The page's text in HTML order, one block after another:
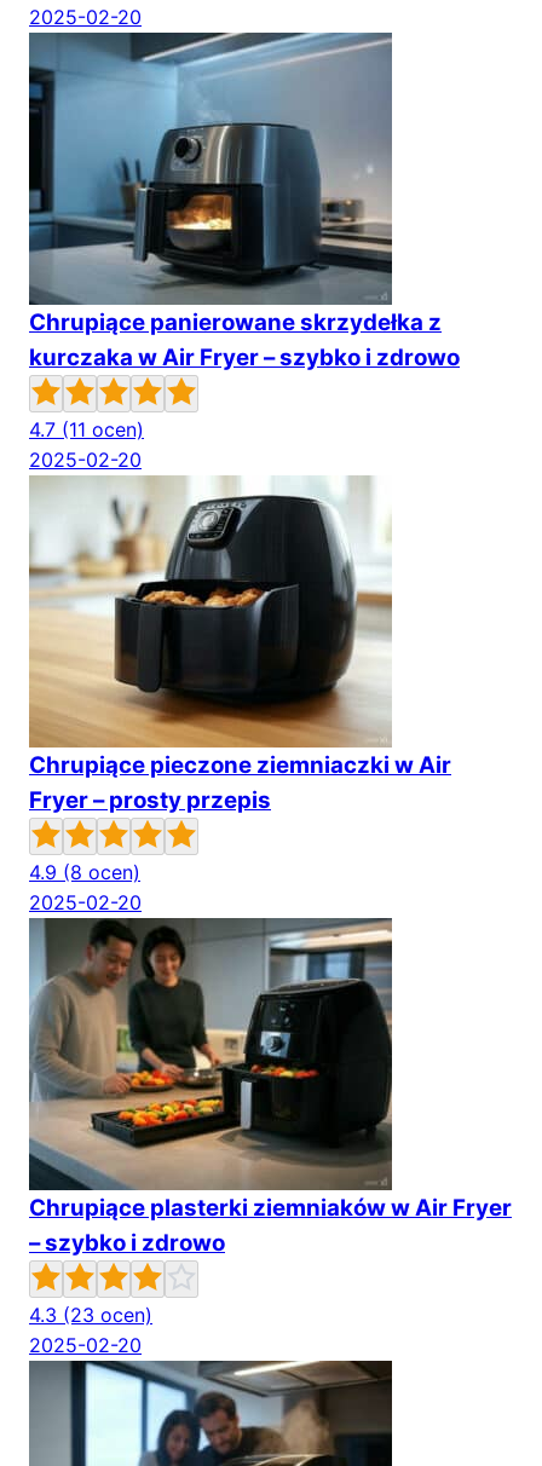
2025-02-20
Chrupiące panierowane skrzydełka z
kurczaka w Air Fryer – szybko i zdrowo
4.7 (11 ocen)
2025-02-20
Chrupiące pieczone ziemniaczki w Air
Fryer – prosty przepis
4.9 (8 ocen)
2025-02-20
Chrupiące plasterki ziemniaków w Air Fryer
– szybko i zdrowo
4.3 (23 ocen)
2025-02-20